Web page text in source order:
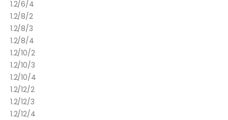
1.2/6/4
1.2/8/2
1.2/8/3
1.2/8/4
1.2/10/2
1.2/10/3
1.2/10/4
1.2/12/2
1.2/12/3
1.2/12/4